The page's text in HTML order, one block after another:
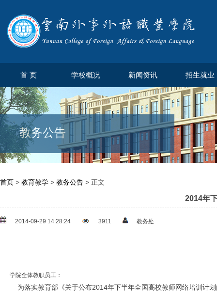
首 页 学校概况 新闻资讯 招生就业
教务公告
首页 > 教育教学 > 教务公告 > 正文
2014年
2014-09-29 14:28:24 3911 教务处
学院全体教职员工：
为落实教育部《关于公布2014年下半年全国高校教师网络培训计